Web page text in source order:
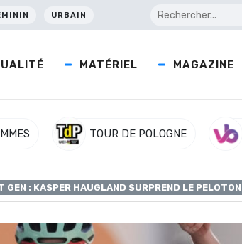
URBAIN
MATÉRIEL MAGAZINE
TOUR DE POLOGNE
GEN : KASPER HAUGLAND SURPREND LE PELOTON